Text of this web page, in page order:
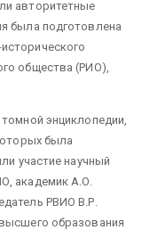
авторитетные
была подготовлена
общества (РИО),
энциклопедии,
была
участие научный
академик А.О.
РВИО В.Р.
образования